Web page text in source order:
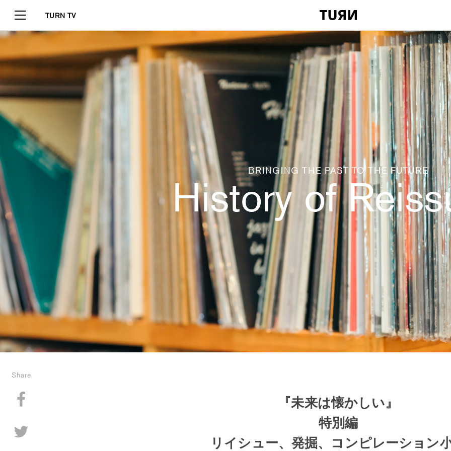
TURN TV
BRINGING THE PAST TO THE FUTURE
History of
Share
『未来は懐かしい』
特別編
リイシュー、発掘、コンピレーション